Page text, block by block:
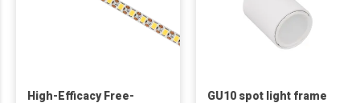
High-Efficacy Free-
GU10 spot light frame